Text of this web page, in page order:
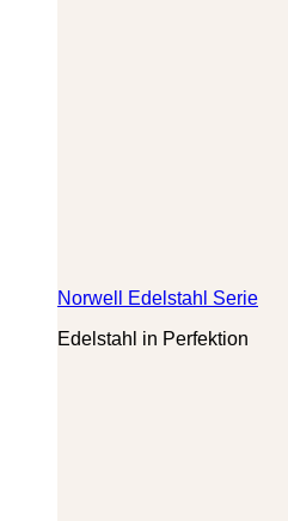
Norwell Edelstahl Serie
Edelstahl in Perfektion